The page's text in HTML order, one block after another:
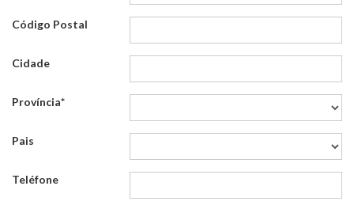
Código Postal
Cidade
Província*
Pais
Teléfone